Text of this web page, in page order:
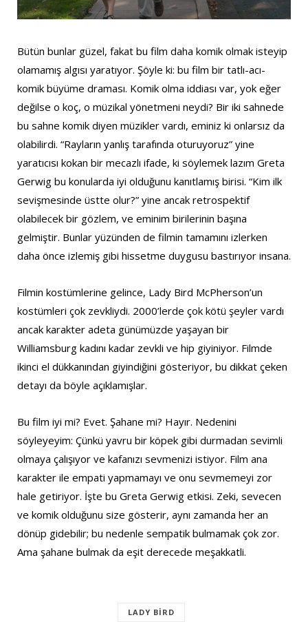
Bütün bunlar güzel, fakat bu film daha komik olmak isteyip
olamamış algısı yaratıyor. Şöyle ki: bu film bir tatlı-acı-
komik büyüme draması. Komik olma iddiası var, yok eğer
değilse o koç, o müzikal yönetmeni neydi? Bir iki sahnede
bu sahne komik diyen müzikler vardı, eminiz ki onlarsız da
olabilirdi. “Rayların yanlış tarafında oturuyoruz” yine
yaratıcısı kokan bir mecazlı ifade, ki söylemek lazım Greta
Gerwig bu konularda iyi olduğunu kanıtlamış birisi. “Kim ilk
sevişmesinde üstte olur?” yine ancak retrospektif
olabilecek bir gözlem, ve eminim birilerinin başına
gelmiştir. Bunlar yüzünden de filmin tamamını izlerken
daha önce izlemiş gibi hissetme duygusu bastırıyor insana.
Filmin kostümlerine gelince, Lady Bird McPherson’un
kostümleri çok zevkliydi. 2000’lerde çok kötü şeyler vardı
ancak karakter adeta günümüzde yaşayan bir
Williamsburg kadını kadar zevkli ve hip giyiniyor. Filmde
ikinci el dükkanından giyindiğini gösteriyor, bu dikkat çeken
detayı da böyle açıklamışlar.
Bu film iyi mi? Evet. Şahane mi? Hayır. Nedenini
söyleyeyim: Çünkü yavru bir köpek gibi durmadan sevimli
olmaya çalışıyor ve kafanızı sevmenizi istiyor. Film ana
karakter ile empati yapmamayı ve onu sevmemeyi zor
hale getiriyor. İşte bu Greta Gerwig etkisi. Zeki, sevecen
ve komik olduğunu size gösterir, aynı zamanda her an
dönüp gidebilir; bu nedenle sempatik bulmamak çok zor.
Ama şahane bulmak da eşit derecede meşakkatli.
LADY BIRD